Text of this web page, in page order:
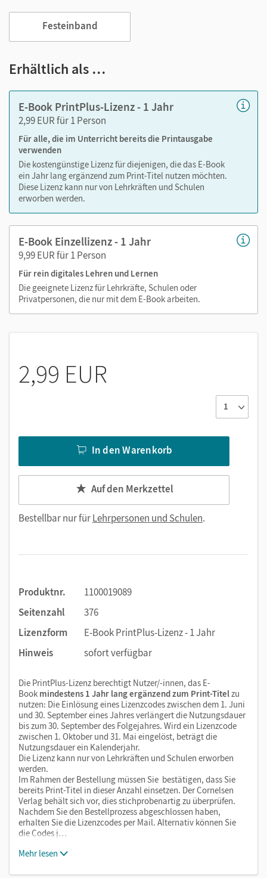
Medien in diesem E-Book:
Erklärfilme zum Merkwissen
Hörtexte zu literarischen Texten und Sachtexten
Festeinband
Erhältlich als …
E-Book PrintPlus-Lizenz - 1 Jahr
2,99 EUR für 1 Person
Für alle, die im Unterricht bereits die Printausgabe
verwenden
Die kostengünstige Lizenz für diejenigen, die das E-Book
ein Jahr lang ergänzend zum Print-Titel nutzen möchten.
Diese Lizenz kann nur von Lehrkräften und Schulen
erworben werden.
E-Book Einzellizenz - 1 Jahr
9,99 EUR für 1 Person
Für rein digitales Lehren und Lernen
Die geeignete Lizenz für Lehrkräfte, Schulen oder
Privatpersonen, die nur mit dem E-Book arbeiten.
2,99 EUR
In den Warenkorb
Auf den Merkzettel
Bestellbar nur fürLehrpersonen und Schulen.
Produktnr.
1100019089
Seitenzahl
376
Lizenzform
E-Book PrintPlus-Lizenz - 1 Jahr
Hinweis
sofort verfügbar
Die PrintPlus-Lizenz berechtigt Nutzer/-innen, das E-
Book mindestens 1 Jahr lang ergänzend zum Print-Titelzu
nutzen: Die Einlösung eines Lizenzcodes zwischen dem 1. Juni
und 30. September eines Jahres verlängert die Nutzungsdauer
bis zum 30. September des Folgejahres. Wird ein Lizenzcode
zwischen 1. Oktober und 31. Mai eingelöst, beträgt die
Nutzungsdauer ein Kalenderjahr.
Die Lizenz kann nur von Lehrkräften und Schulen erworben
werden.
Im Rahmen der Bestellung müssen Sie bestätigen, dass Sie
bereits Print-Titel in dieser Anzahl einsetzen. Der Cornelsen
Verlag behält sich vor, dies stichprobenartig zu überprüfen.
Nachdem Sie den Bestellprozess abgeschlossen haben,
erhalten Sie die Lizenzcodes per Mail. Alternativ können Sie
die Codes j…
Mehr lesen